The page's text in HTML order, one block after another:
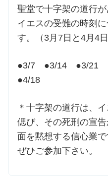
聖堂で十字架の道行
イエスの受難の時刻
す。（3月7日と4月4
●3/7 ●3/14 ●3/21
●4/18
＊十字架の道行は、
偲び、その死刑の宣
面を黙想する信心業で
ぜひご参加下さい。